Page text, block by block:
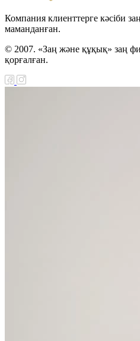
Компания клиенттерге кәсіби
маманданған.
© 2007. «Заң және құқық» заң
қорғалған.